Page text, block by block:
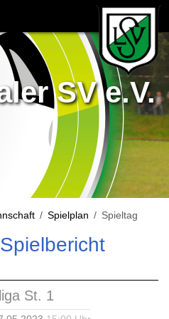
SV e.V.
Spielplan Spieltag
Spielbericht
St. 1